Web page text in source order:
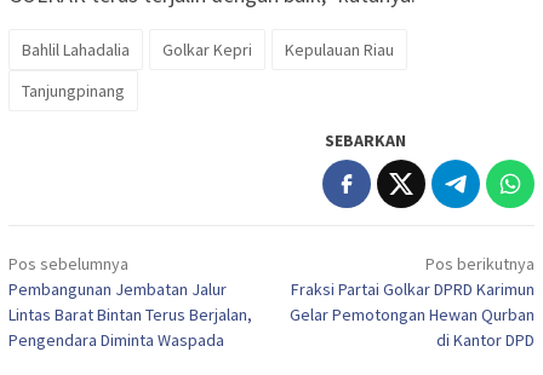
Bahlil Lahadalia Golkar Kepri
Kepulauan Riau
Tanjungpinang
SEBARKAN
Navigasi
pos
Pos sebelumnya
Pembangunan Jembatan Jalur
Lintas Barat Bintan Terus Berjalan,
Pengendara Diminta Waspada
Pos berikutnya
Fraksi Partai Golkar DPRD Karimun
Gelar Pemotongan Hewan Qurban
di Kantor DPD